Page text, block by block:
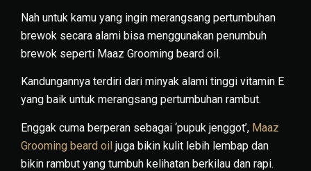
Nah untuk kamu yang ingin merangsang pertumbuhan
brewok secara alami bisa menggunakan penumbuh
brewok seperti Maaz Grooming beard oil.
Kandungannya terdiri dari minyak alami tinggi vitamin E
yang baik untuk merangsang pertumbuhan rambut.
Enggak cuma berperan sebagai ‘pupuk jenggot’, Maaz
Grooming beard oil juga bikin kulit lebih lembap dan
bikin rambut yang tumbuh kelihatan berkilau dan rapi.